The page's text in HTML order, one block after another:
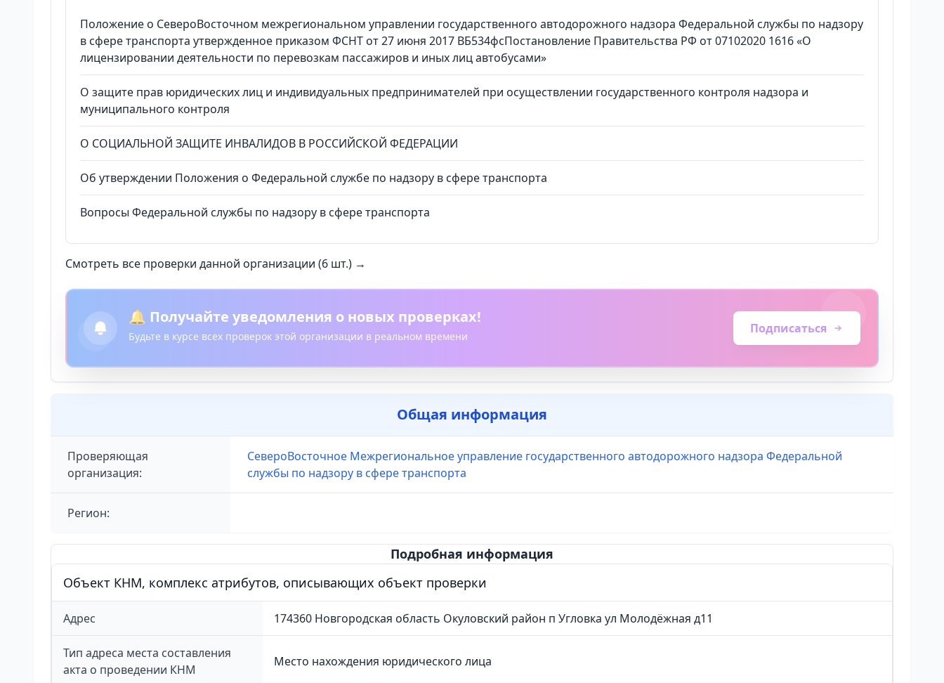
Положение о СевероВосточном межрегиональном управлении государственного автодорожного надзора Федеральной службы по надзору
в сфере транспорта утвержденное приказом ФСНТ от 27 июня 2017 ВБ534фсПостановление Правительства РФ от 07102020 1616 «О
лицензировании деятельности по перевозкам пассажиров и иных лиц автобусами»
О защите прав юридических лиц и индивидуальных предпринимателей при осуществлении государственного контроля надзора и
муниципального контроля
О СОЦИАЛЬНОЙ ЗАЩИТЕ ИНВАЛИДОВ В РОССИЙСКОЙ ФЕДЕРАЦИИ
Об утверждении Положения о Федеральной службе по надзору в сфере транспорта
Вопросы Федеральной службы по надзору в сфере транспорта
Смотреть все проверки данной организации (6 шт.) →
🔔 Получайте уведомления о новых проверках!
Будьте в курсе всех проверок этой организации в реальном времени
Подписаться
Общая информация
Проверяющая
организация:
СевероВосточное Межрегиональное управление государственного автодорожного надзора Федеральной
службы по надзору в сфере транспорта
Регион:
Подробная информация
Объект КНМ, комплекс атрибутов, описывающих объект проверки
Адрес 174360 Новгородская область Окуловский район п Угловка ул Молодёжная д11
Тип адреса места составления
акта о проведении КНМ
Место нахождения юридического лица